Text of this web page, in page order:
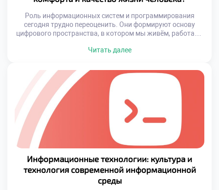
Роль информационных систем и программирования
сегодня трудно переоценить. Они формируют основу
цифрового пространства, в котором мы живём, работаем
создания интеллектуальных решений в здравоохранении
благодаря развитию программной сферы. Технологии
становятся более доступными, эффективными и
персонализированными, что напрямую влияет на
комфорт и безопасность […]
Читать далее
Информационные технологии: культура и
технология современной информационной
среды